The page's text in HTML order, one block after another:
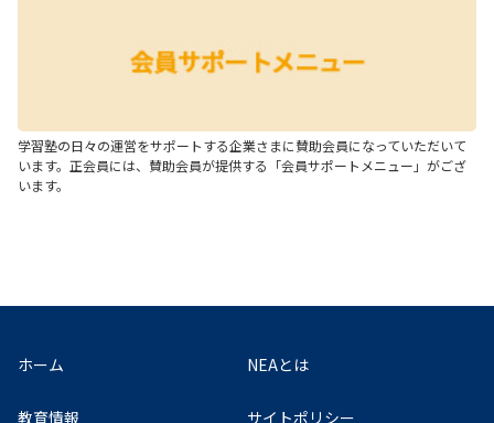
学習塾の日々の運営をサポートする企業さまに賛助会員になっていただいて
います。正会員には、賛助会員が提供する「会員サポートメニュー」がござ
います。
ホーム NEAとは
教育情報 サイトポリシー